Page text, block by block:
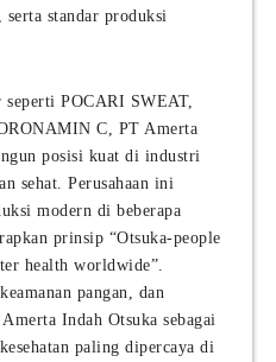
standar produksi
POCARI SWEAT,
C, PT Amerta
posisi kuat di industri
sehat. Perusahaan ini
modern di beberapa
prinsip “Otsuka-people
health worldwide”.
pangan, dan
Indah Otsuka sebagai
paling dipercaya di